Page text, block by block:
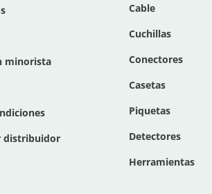
minorista
distribuidor
Cable
Cuchillas
Conectores
Casetas
Piquetas
Detectores
Herramientas